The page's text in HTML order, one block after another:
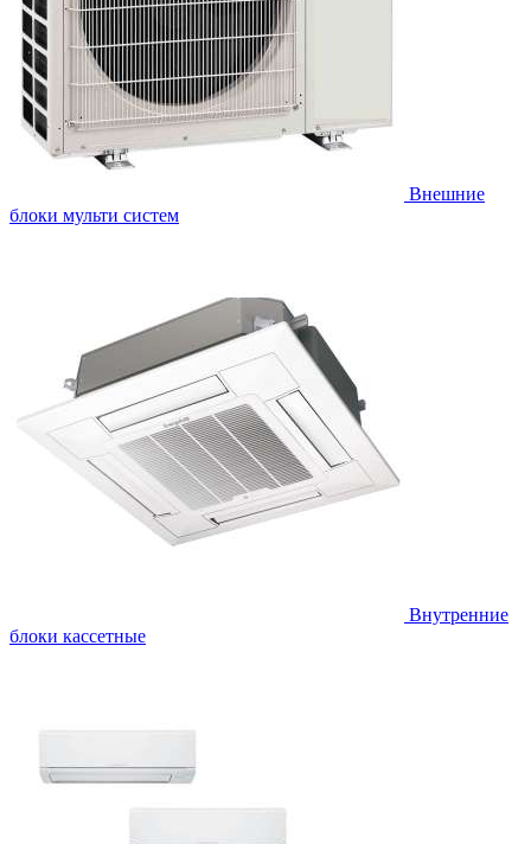
Внешние
блоки мульти систем
Внутренние
блоки кассетные